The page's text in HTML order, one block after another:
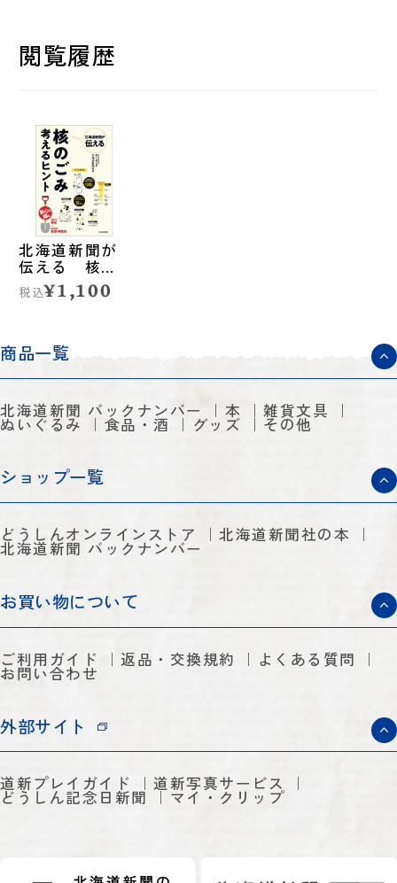
閲覧履歴
北海道新聞が
伝える 核の
ごみ 考えるヒ
ント
税込¥1,100
商品一覧
北海道新聞 バックナンバー 本 雑貨文具
ぬいぐるみ 食品・酒 グッズ その他
ショップ一覧
どうしんオンラインストア 北海道新聞社の本
北海道新聞 バックナンバー
お買い物について
ご利用ガイド 返品・交換規約 よくある質問
お問い合わせ
外部サイト
道新プレイガイド 道新写真サービス
どうしん記念日新聞 マイ・クリップ